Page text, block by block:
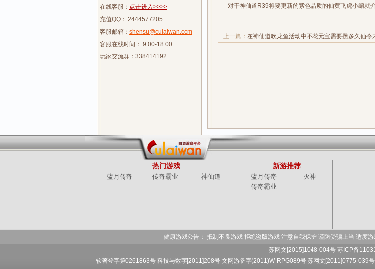
在线客服： 点击进入>>>>
充值QQ： 2444577205
客服邮箱： shensu@culaiwan.com
客服在线时间： 9:00-18:00
玩家交流群：338414192
对于神仙道R39将要更新的紫色品质的仙黄飞虎小编就
上一篇： 在神仙道吹龙鱼活动中不花元宝需要攒多久仙令
热门游戏
蓝月传奇 传奇霸业 神仙道
新游推荐
蓝月传奇
灭神
传奇霸业
健康游戏公告： 抵制不良游戏 拒绝盗版游戏 注意自我保护 谨防受骗上当 适度
苏网文[2015]1048-004号 苏ICP备
软著登字第0261863号 科技与数字[2011]208号 文网游备字(2011)W-RPG089号 苏网文[2011]0775-039